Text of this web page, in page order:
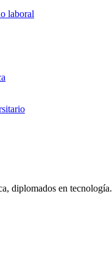
laboral
diplomados en tecnología.